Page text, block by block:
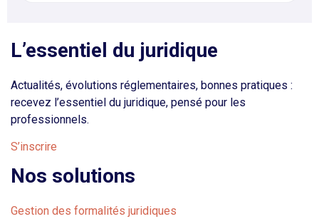
L’essentiel du juridique
Actualités, évolutions réglementaires, bonnes pratiques :
recevez l’essentiel du juridique, pensé pour les
professionnels.
S’inscrire
Nos solutions
Gestion des formalités juridiques